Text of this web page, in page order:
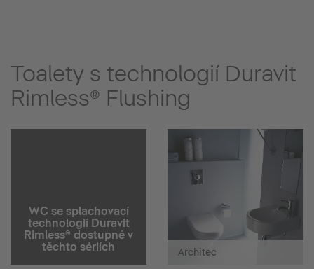
Toalety s technologií Duravit
Rimless® Flushing
WC se splachovací
technologií Duravit
Rimless® dostupné v
těchto sériích
Architec